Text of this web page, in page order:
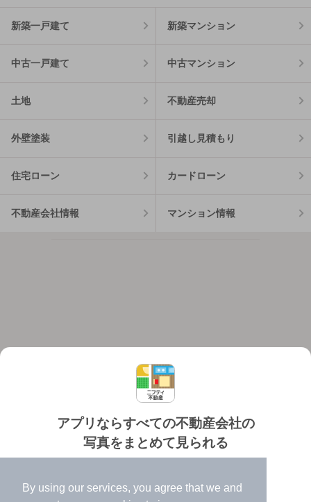
By using our services, you agree that we and
アプリならすべての不動産会社の
写真をまとめて見られる
✔️
高速表示で似た物件も見つけやすい
新築一戸建て 新築マンション
中古一戸建て 中古マンション
土地 不動産売却
外壁塗装 引越し見積もり
住宅ローン カードローン
不動産会社情報 マンション情報
個人情報保護ポリシー 利用規約